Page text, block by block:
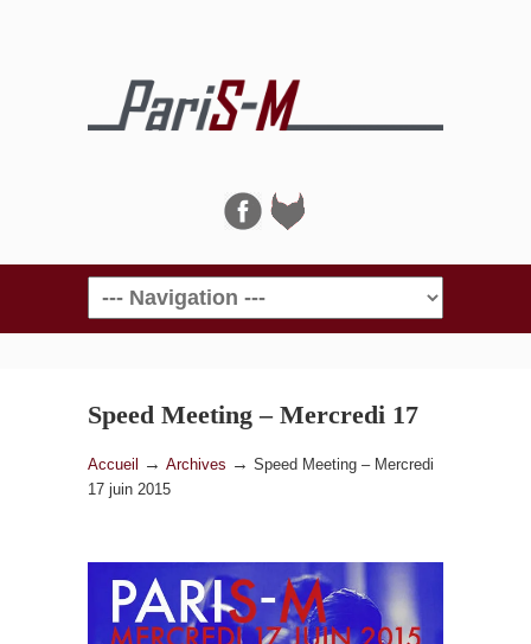
Navigation
Speed Meeting – Mercredi 17
juin 2015
Accueil → Archives → Speed Meeting – Mercredi
17 juin 2015